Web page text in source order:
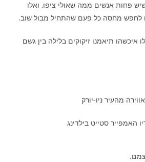
פחות אנשים ממה שאולי ציפו, ואלו
לחפש מחסה כל פעם שהתחיל מבול שוב.
איכשהו תיאמנו זיקוקים בלילה בין גשם
מהעיר ניו-יורק
האמפייר סטייט בילדינג